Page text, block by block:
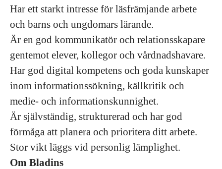
Har ett starkt intresse för läsfrämjande arbete
och barns och ungdomars lärande.
Är en god kommunikatör och relationsskapare
gentemot elever, kollegor och vårdnadshavare.
Har god digital kompetens och goda kunskaper
inom informationssökning, källkritik och
medie- och informationskunnighet.
Är självständig, strukturerad och har god
förmåga att planera och prioritera ditt arbete.
Stor vikt läggs vid personlig lämplighet.
Om Bladins